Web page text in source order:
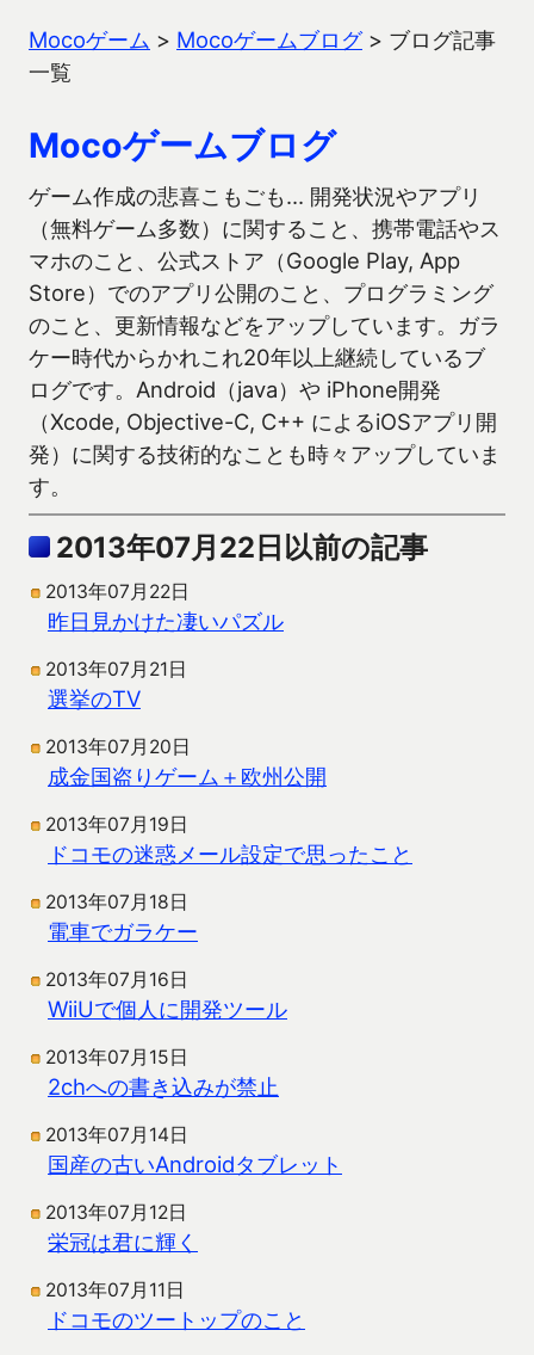
Mocoゲーム > Mocoゲームブログ> ブログ記事
一覧
Mocoゲームブログ
ゲーム作成の悲喜こもごも… 開発状況やアプリ
（無料ゲーム多数）に関すること、携帯電話やス
マホのこと、公式ストア（Google Play, App
Store）でのアプリ公開のこと、プログラミング
のこと、更新情報などをアップしています。ガラ
ケー時代からかれこれ20年以上継続しているブ
ログです。Android（java）や iPhone開発
（Xcode, Objective-C, C++ によるiOSアプリ開
発）に関する技術的なことも時々アップしていま
す。
2013年07月22日以前の記事
2013年07月22日
昨日見かけた凄いパズル
2013年07月21日
選挙のTV
2013年07月20日
成金国盗りゲーム＋欧州公開
2013年07月19日
ドコモの迷惑メール設定で思ったこと
2013年07月18日
電車でガラケー
2013年07月16日
WiiUで個人に開発ツール
2013年07月15日
2chへの書き込みが禁止
2013年07月14日
国産の古いAndroidタブレット
2013年07月12日
栄冠は君に輝く
2013年07月11日
ドコモのツートップのこと